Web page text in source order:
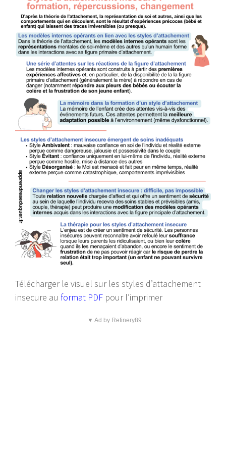
Télécharger le visuel sur les styles d’attachement
insecure au format PDF pour l’imprimer
▼ Ad by Refinery89